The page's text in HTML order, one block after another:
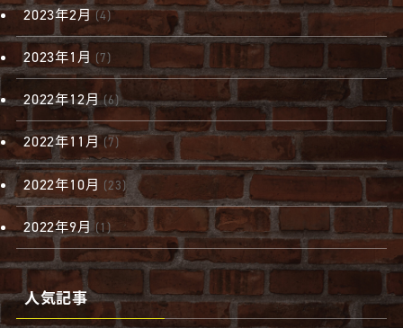
2023年2月(4)
2023年1月 (7)
2022年12月(6)
2022年11月 (7)
2022年10月 (23)
2022年9月 (1)
人気記事